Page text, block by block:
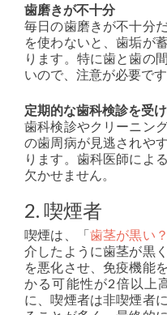
歯磨きが不十分
毎日の歯磨きが不十分
を使わないと、歯垢が
ります。特に歯と歯の
いので、注意が必要です
定期的な歯科検診を受
歯科検診やクリーニン
の歯周病が見逃されや
ります。歯科医師によ
欠かせません。
2. 喫煙者
喫煙は、「歯茎が黒い
介したように歯茎が黒
を悪化させ、免疫機能
かる可能性が2倍以上
に、喫煙者は非喫煙者